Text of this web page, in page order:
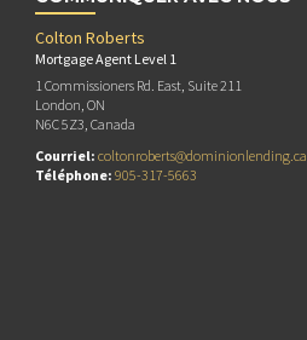
Colton Roberts
Mortgage Agent Level 1
1 Commissioners Rd. East, Suite 211
London, ON
N6C 5Z3, Canada
Courriel: coltonroberts@dominionlending.ca
Téléphone: 905-317-5663